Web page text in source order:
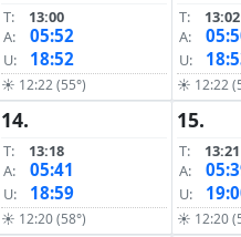
T:
13:00
A:
05:52
U: 18:52
☀ 12:22 (55°)
T:
13:02
A:
U:
☀ 12:22
14.
T:
13:18
A:
05:41
U: 18:59
☀ 12:20 (58°)
15.
T:
13:21
A:
U:
☀ 12:20